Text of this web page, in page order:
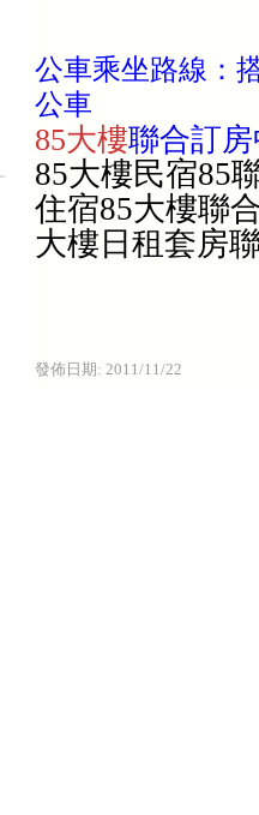
公車乘坐路線：
公車
85大樓聯合訂
85大樓民宿85
住宿85大樓聯
大樓日租套房
發佈日期: 2011/11/22